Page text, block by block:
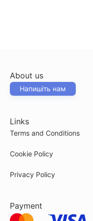
About us
Напишіть нам
Links
Terms and Conditions
Cookie Policy
Privacy Policy
Payment